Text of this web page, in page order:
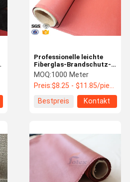
Professionelle leichte
Fiberglas-Brandschutz-
Decke 22Oz 2 versieht mit
Seiten
MOQ:1000 Meter
Preis:$8.25 - $11.85/piece
Bestpreis
Kontakt